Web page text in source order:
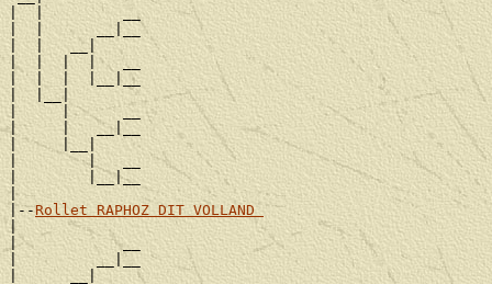
|  |         __
|  |      __|__
|  |   __|
|  |  |  |   __
|  |  |  |__|__
|  |__|
|     |      __
|     |   __|__
|     |__|
|        |   __
|        |__|__
|
|--Rollet RAPHOZ DIT VOLLAND
|
|            __
|         __|__
|      __|